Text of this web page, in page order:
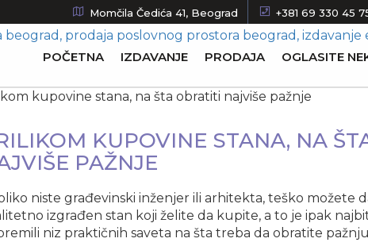
Momčila Čedića 41, Beograd +381 69 330 45
POČETNA IZDAVANJE PRODAJA OGLASITE
KUPOVINE STANA, NA
PAŽNJE
niste građevinski inženjer ili arhitekta, teško možete
izgrađen stan koji želite da kupite, a to je ipak
niz praktičnih saveta na šta treba da obratite